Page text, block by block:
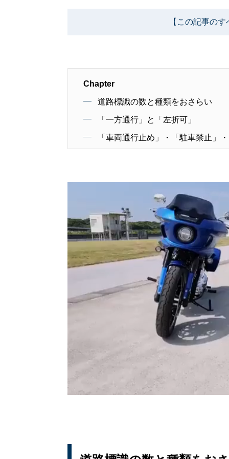
【この記事の
Chapter
道路標識の数と種類をおさらい
「一方通行」と「左折可」
「車両通行止め」・「駐車禁止」